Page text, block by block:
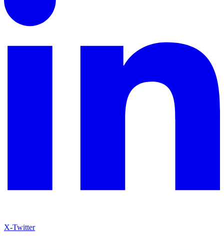
X-Twitter